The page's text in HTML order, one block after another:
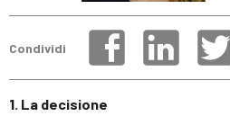
Condividi
1. La decisione